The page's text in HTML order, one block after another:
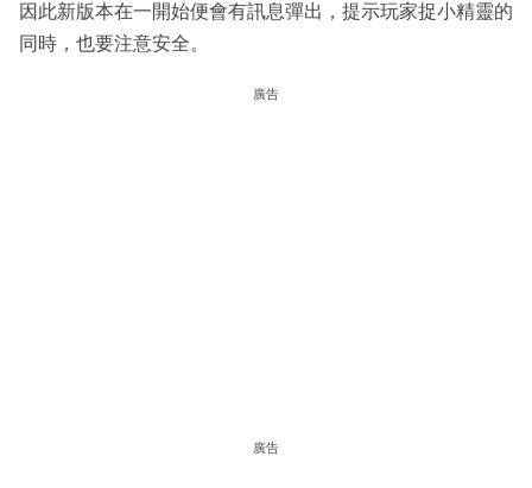
因此新版本在一開始便會有訊息彈出，提示玩家捉小精靈的
同時，也要注意安全。
廣告
廣告